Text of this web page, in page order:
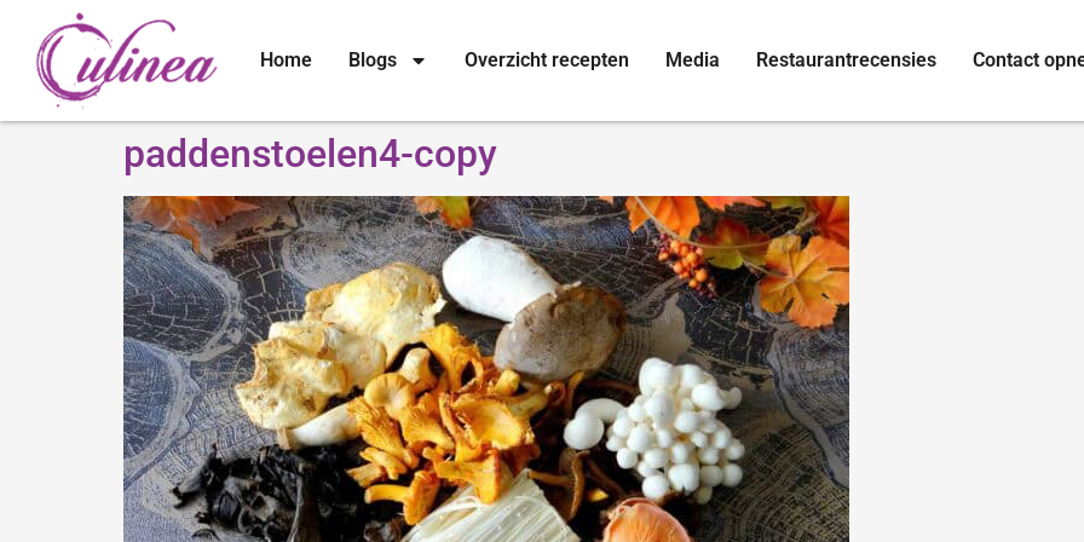
Home Blogs Overzicht recepten Media Restaurantrecensies Contact
paddenstoelen4-copy